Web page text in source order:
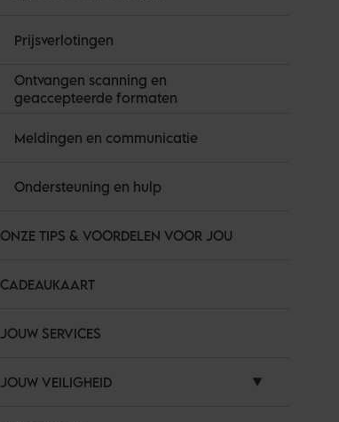
Prijsverlotingen
Ontvangen scanning en
geaccepteerde formaten
Meldingen en communicatie
Ondersteuning en hulp
ONZE TIPS & VOORDELEN VOOR JOU
CADEAUKAART
JOUW SERVICES
JOUW VEILIGHEID